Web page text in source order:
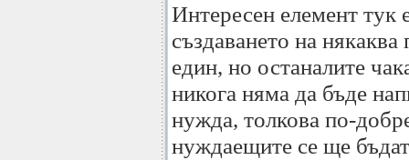
Интересен елемент тук
създаването на
един, но останалите
никога няма да бъде
нужда, толкова по-
нуждаещите се ще